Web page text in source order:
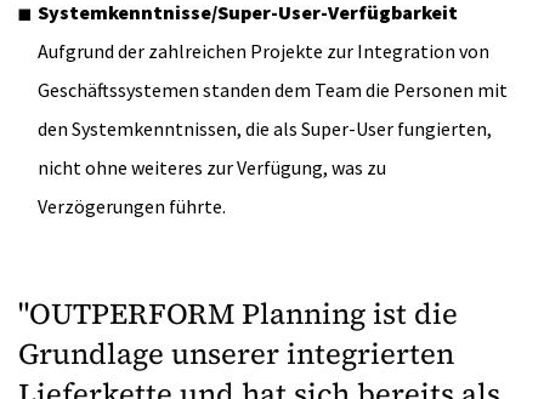
Systemkenntnisse/Super-User-Verfügbarkeit
Aufgrund der zahlreichen Projekte zur Integration von
Geschäftssystemen standen dem Team die Personen mit
den Systemkenntnissen, die als Super-User fungierten,
nicht ohne weiteres zur Verfügung, was zu
Verzögerungen führte.
"OUTPERFORM Planning ist die
Grundlage unserer integrierten